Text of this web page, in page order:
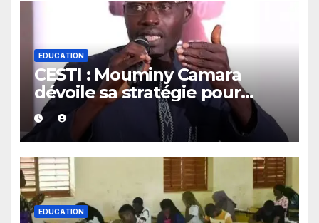
EDUCATION
CESTI : Mouminy Camara
dévoile sa stratégie pour
renforcer l’excellence
EDUCATION